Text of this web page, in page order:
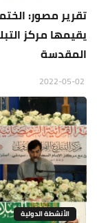
تقرير مصور:
يقيمها مركز
المقدسة
الأنشطة الدولية